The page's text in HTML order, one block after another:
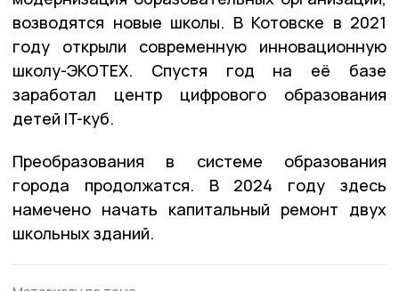
возводятся новые школы. В Котовске в 2021
году открыли современную инновационную
школу-ЭКОТЕХ. Спустя год на её базе
заработал центр цифрового образования
детей IT-куб.
Преобразования в системе образования
города продолжатся. В 2024 году здесь
намечено начать капитальный ремонт двух
школьных зданий.